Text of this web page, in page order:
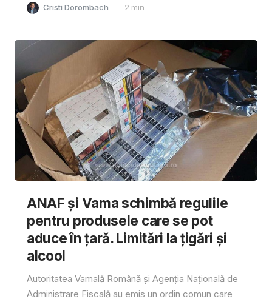
Cristi Dorombach 2 min
ANAF și Vama schimbă regulile
pentru produsele care se pot
aduce în țară. Limitări la țigări și
alcool
Autoritatea Vamală Română și Agenția Națională de
Administrare Fiscală au emis un ordin comun care